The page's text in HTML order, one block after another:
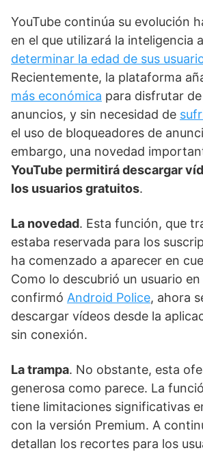
YouTube continúa su evolución
en el que utilizará la inteligencia
determinar la edad de sus
Recientemente, la plataforma
más económica para disfrutar
anuncios, y sin necesidad de
el uso de bloqueadores de
embargo, una novedad
YouTube permitirá descargar
los usuarios gratuitos.
La novedad. Esta función, que
estaba reservada para los
ha comenzado a aparecer en
Como lo descubrió un usuario
confirmó Android Police, ahora
descargar vídeos desde la
sin conexión.
La trampa. No obstante, esta
generosa como parece. La
tiene limitaciones significativas
con la versión Premium. A
detallan los recortes para los